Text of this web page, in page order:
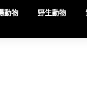
動物 野生動物